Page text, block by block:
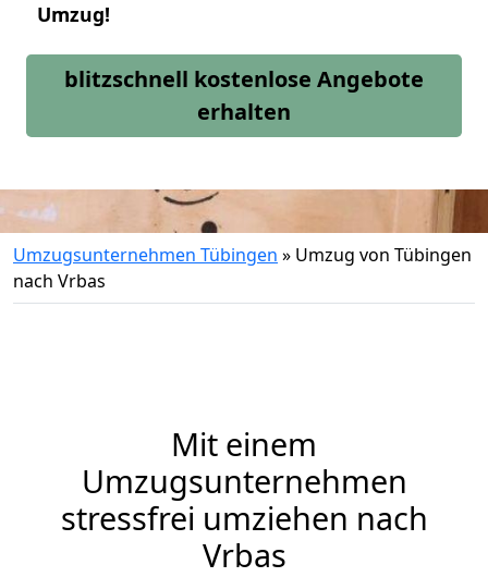
Umzug!
blitzschnell kostenlose Angebote
erhalten
Umzugsunternehmen Tübingen » Umzug von Tübingen
nach Vrbas
Mit einem
Umzugsunternehmen
stressfrei umziehen nach
Vrbas